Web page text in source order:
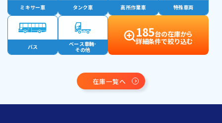
ミキサー車 タンク車 高所作業車 特殊車両
バス
ベース車輛･
その他
185台の在庫から
詳細条件で絞り込む
在庫一覧へ